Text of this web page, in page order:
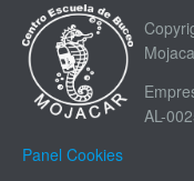
AL-
Panel Cookies